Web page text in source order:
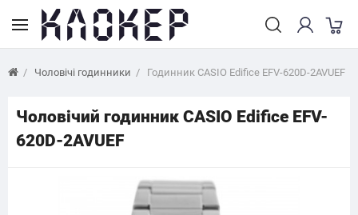
Чоловічі годинники Годинник CASIO Edifice EFV-620D-2AVUEF
Чоловічий годинник CASIO Edifice EFV-
620D-2AVUEF